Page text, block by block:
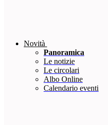
Novità
Panoramica
Le notizie
Le circolari
Albo Online
Calendario eventi